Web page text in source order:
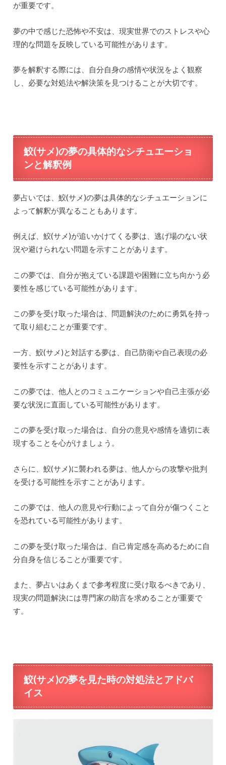
が重要です。
夢の中で感じた恐怖や不安は、現実世界でのストレスや心
理的な問題を反映している可能性があります。
夢を解釈する際には、自分自身の感情や状況をよく観察
し、必要な対処法や解決策を見つけることが大切です。
鮫(サメ)の夢の具体的なシチュエーショ
ンと解釈例
夢占いでは、鮫(サメ)の夢は具体的なシチュエーションに
よって解釈が異なることもあります。
例えば、鮫(サメ)が追いかけてくる夢は、逃げ場のない状
況や避けられない問題を示すことがあります。
この夢では、自分が抱えている課題や困難に立ち向かう必
要性を感じている可能性があります。
この夢を受け取った場合は、問題解決のために勇気を持っ
て取り組むことが重要です。
一方、鮫(サメ)と対話する夢は、自己防衛や自己表現の必
要性を示すことがあります。
この夢では、他人とのコミュニケーションや自己主張が必
要な状況に直面している可能性があります。
この夢を受け取った場合は、自分の意見や感情を適切に表
現することを心がけましょう。
さらに、鮫(サメ)に襲われる夢は、他人からの攻撃や批判
を受ける可能性を示すことがあります。
この夢では、他人の意見や行動によって自分が傷つくこと
を恐れている可能性があります。
この夢を受け取った場合は、自己肯定感を高めるために自
分自身を信じることが重要です。
また、夢占いはあくまで参考程度に受け取るべきであり、
現実の問題解決には専門家の助言を求めることが重要で
す。
鮫(サメ)の夢を見た時の対処法とアドバ
イス